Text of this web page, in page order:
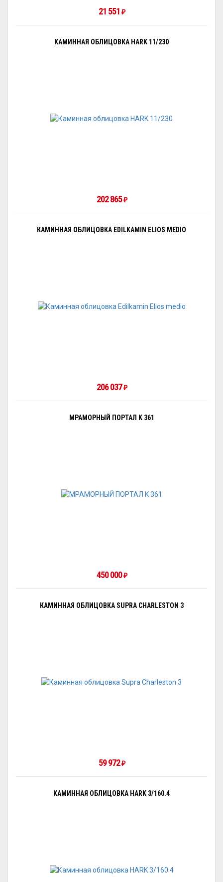
21 551 ₽
КАМИННАЯ ОБЛИЦОВКА HARK 11/230
202 865 ₽
КАМИННАЯ ОБЛИЦОВКА EDILKAMIN ELIOS MEDIO
206 037 ₽
МРАМОРНЫЙ ПОРТАЛ K 361
450 000 ₽
КАМИННАЯ ОБЛИЦОВКА SUPRA CHARLESTON 3
59 972 ₽
КАМИННАЯ ОБЛИЦОВКА HARK 3/160.4